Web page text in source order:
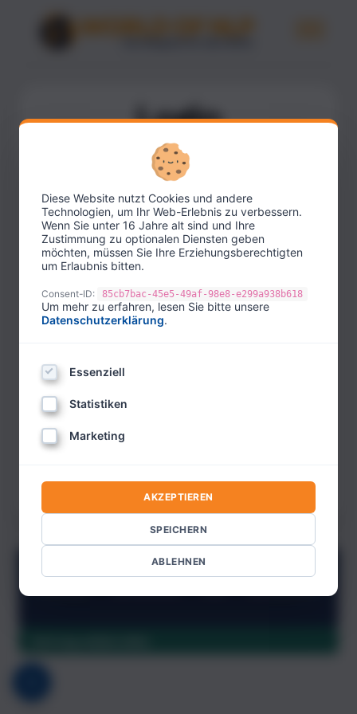
Login
Melde Dich mit Deinen bestehenden
Zugangsdaten an.
E-Mail-Adresse
JETZT EINLOGGEN
Passwort vergessen?
Diese Website nutzt Cookies und andere
Technologien, um Ihr Web-Erlebnis zu verbessern.
Wenn Sie unter 16 Jahre alt sind und Ihre
Zustimmung zu optionalen Diensten geben
möchten, müssen Sie Ihre Erziehungsberechtigten
um Erlaubnis bitten.
Consent-ID: 85cb7bac-45e5-49af-98e8-e299a938b618
Um mehr zu erfahren, lesen Sie bitte unsere
Datenschutzerklärung.
Essenziell
Statistiken
Marketing
ABLEHNEN
SPEICHERN
AKZEPTIEREN